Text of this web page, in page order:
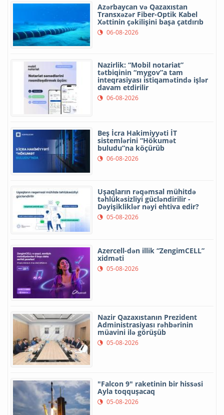
Azərbaycan və Qazaxıstan
Transxəzər Fiber-Optik Kabel
Xəttinin çəkilişini başa çatdırıb
06-08-2026
Nazirlik: “Mobil notariat”
tətbiqinin “mygov”a tam
inteqrasiyası istiqamətində işlər
davam etdirilir
06-08-2026
Beş İcra Hakimiyyəti İT
sistemlərini “Hökumət
buludu”na köçürüb
06-08-2026
Uşaqların rəqəmsal mühitdə
təhlükəsizliyi gücləndirilir -
Dəyişikliklər nəyi ehtiva edir?
05-08-2026
Azercell-dən illik “ZengimCELL”
xidməti
05-08-2026
Nazir Qazaxıstanın Prezident
Administrasiyası rəhbərinin
müavini ilə görüşüb
05-08-2026
"Falcon 9" raketinin bir hissəsi
Ayla toqquşacaq
05-08-2026